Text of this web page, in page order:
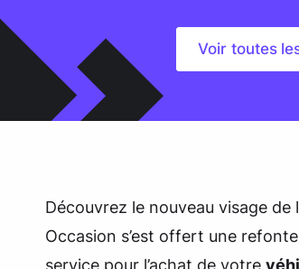
Voir toutes
Découvrez le nouveau visage de
Occasion s’est offert une